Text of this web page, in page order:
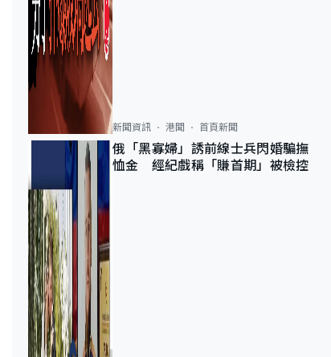
新聞資訊 港聞 首頁新聞
俄「黑寡婦」誘前線士兵閃婚騙撫
恤金 經紀戲稱「賺首期」被檢控